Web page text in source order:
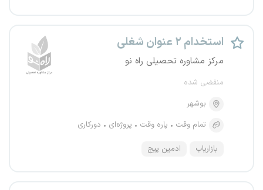
استخدام ۲ عنوان شغلی
مرکز مشاوره تحصیلی راه نو
منقضی شده
بوشهر
تمام وقت
پاره وقت پروژه‌ای دورکاری
بازاریاب ادمین پیج